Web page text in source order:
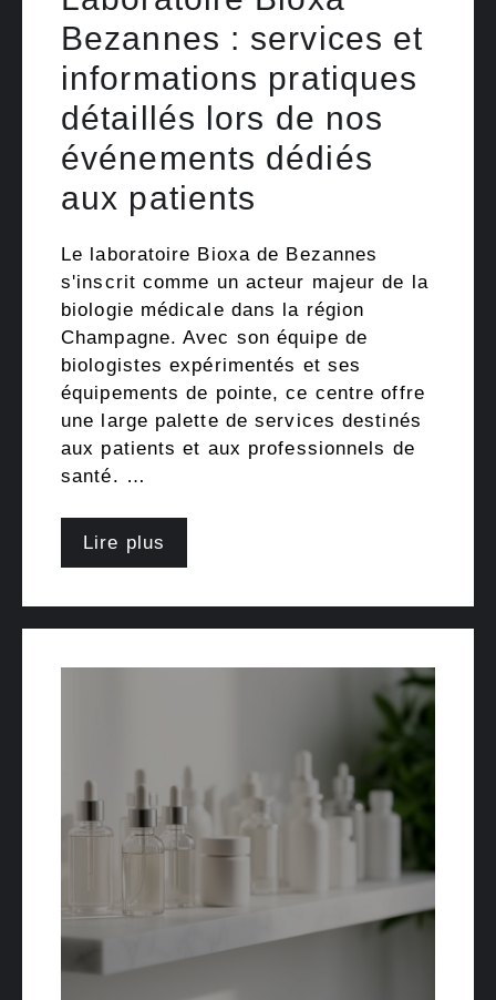
Bezannes : services et
informations pratiques
détaillés lors de nos
événements dédiés
aux patients
Le laboratoire Bioxa de Bezannes
s'inscrit comme un acteur majeur de la
biologie médicale dans la région
Champagne. Avec son équipe de
biologistes expérimentés et ses
équipements de pointe, ce centre offre
une large palette de services destinés
aux patients et aux professionnels de
santé. …
Lire plus